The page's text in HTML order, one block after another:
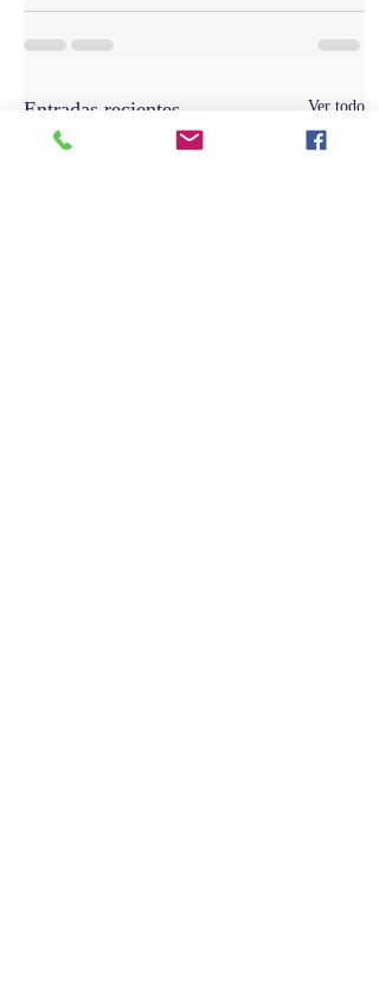
Entradas recientes Ver todo